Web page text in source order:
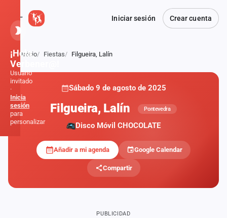
Iniciar sesión Crear cuenta
Atrás
Inicio Fiestas Filgueira, Lalín
Sábado 9 de agosto de 2025
Filgueira, Lalín Pontevedra
Disco Móvil CHOCOLATE
Añadir a mi agenda Google Calendar
Compartir
PUBLICIDAD
¡Hola,
Verbener@!
Usuario
invitado
·
Inicia
sesión
para
personalizar